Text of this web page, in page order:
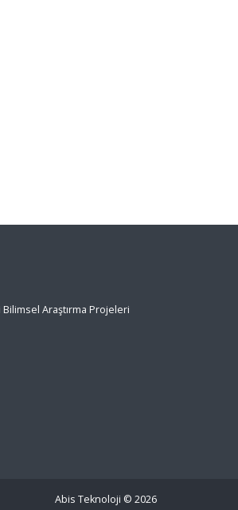
Araştırma Projeleri
Abis Teknoloji © 2026